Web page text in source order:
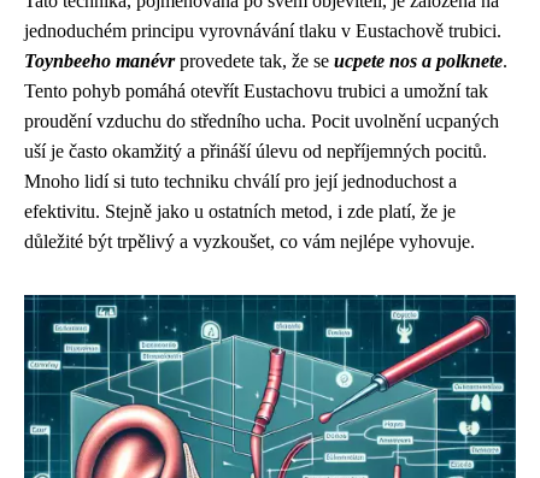
jednoduchém principu vyrovnávání tlaku v Eustachově trubici.
Toynbeeho manévrprovedete tak, že se ucpete nos a polknete.
Tento pohyb pomáhá otevřít Eustachovu trubici a umožní tak
proudění vzduchu do středního ucha. Pocit uvolnění ucpaných
uší je často okamžitý a přináší úlevu od nepříjemných pocitů.
Mnoho lidí si tuto techniku chválí pro její jednoduchost a
efektivitu. Stejně jako u ostatních metod, i zde platí, že je
důležité být trpělivý a vyzkoušet, co vám nejlépe vyhovuje.